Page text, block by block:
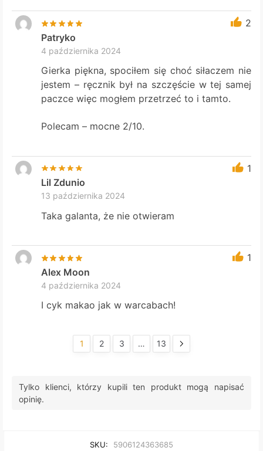
2
Patryko
4 października 2024
Gierka piękna, spociłem się choć siłaczem nie
jestem – ręcznik był na szczęście w tej samej
paczce więc mogłem przetrzeć to i tamto.
Polecam – mocne 2/10.
1
Lil Zdunio
13 października 2024
Taka galanta, że nie otwieram
1
Alex Moon
4 października 2024
I cyk makao jak w warcabach!
1 2 3 … 13
Tylko klienci, którzy kupili ten produkt mogą napisać
opinię.
SKU:
5906124363685